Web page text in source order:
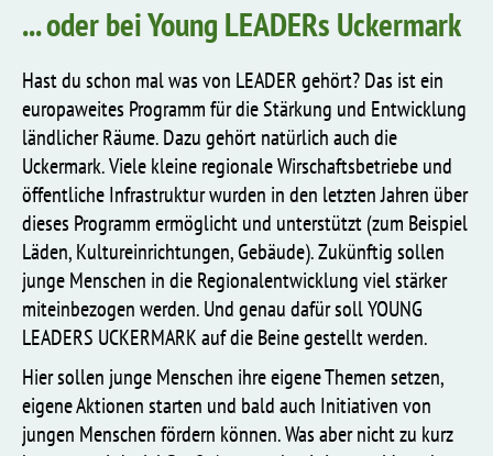
... oder bei Young LEADERs Uckermark
Hast du schon mal was von LEADER gehört? Das ist ein
europaweites Programm für die Stärkung und Entwicklung
ländlicher Räume. Dazu gehört natürlich auch die
Uckermark. Viele kleine regionale Wirschaftsbetriebe und
öffentliche Infrastruktur wurden in den letzten Jahren über
dieses Programm ermöglicht und unterstützt (zum Beispiel
Läden, Kultureinrichtungen, Gebäude). Zukünftig sollen
junge Menschen in die Regionalentwicklung viel stärker
miteinbezogen werden. Und genau dafür soll YOUNG
LEADERS UCKERMARK auf die Beine gestellt werden.
Hier sollen junge Menschen ihre eigene Themen setzen,
eigene Aktionen starten und bald auch Initiativen von
jungen Menschen fördern können. Was aber nicht zu kurz